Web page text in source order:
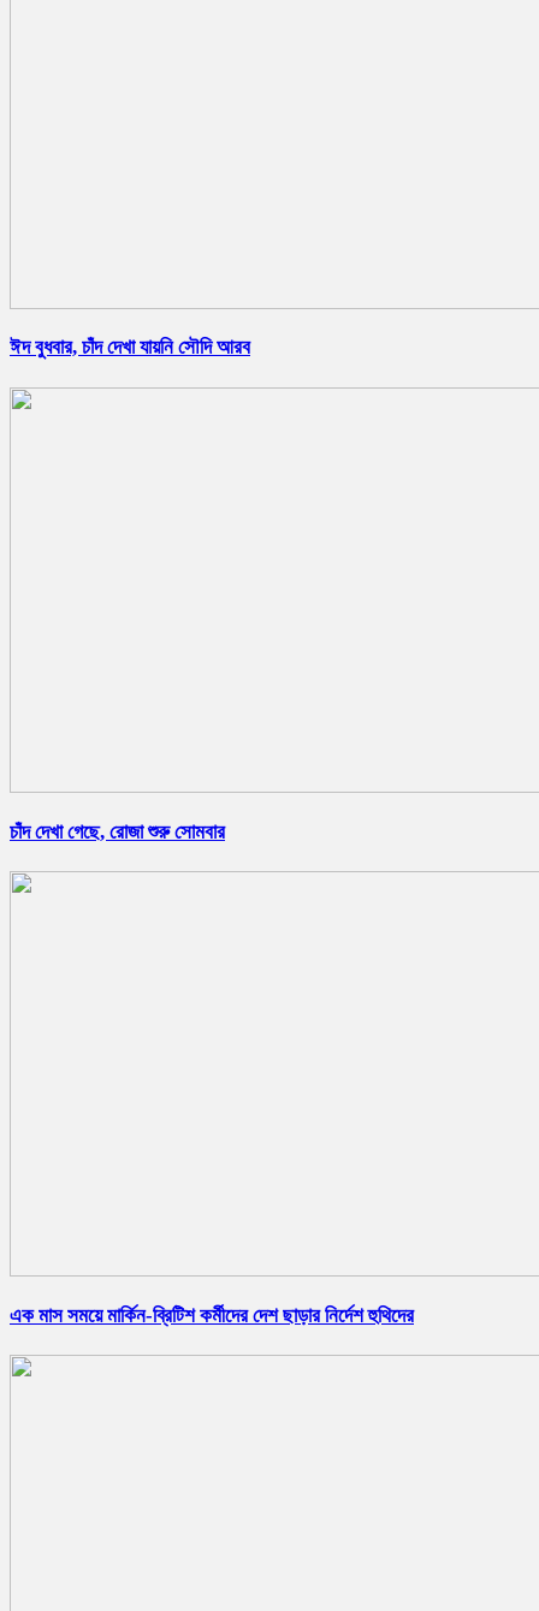
ঈদ বুধবার, চাঁদ দেখা যায়নি সৌদি আরব
চাঁদ দেখা গেছে, রোজা শুরু সোমবার
এক মাস সময়ে মার্কিন-ব্রিটিশ কর্মীদের দেশ ছাড়ার নির্দেশ হুথিদের